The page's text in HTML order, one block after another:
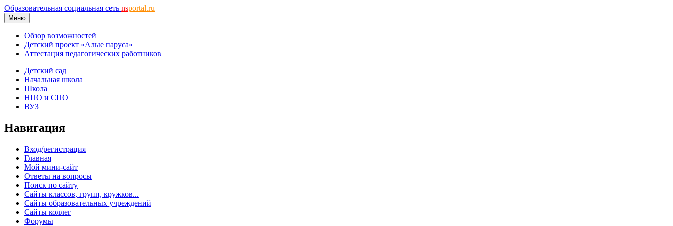
Образовательная социальная сеть nsportal.ru
Меню
Обзор возможностей
Детский проект «Алые паруса»
Аттестация педагогических работников
Детский сад
Начальная школа
Школа
НПО и СПО
ВУЗ
Навигация
Вход/регистрация
Главная
Мой мини-сайт
Ответы на вопросы
Поиск по сайту
Сайты классов, групп, кружков...
Сайты образовательных учреждений
Сайты коллег
Форумы